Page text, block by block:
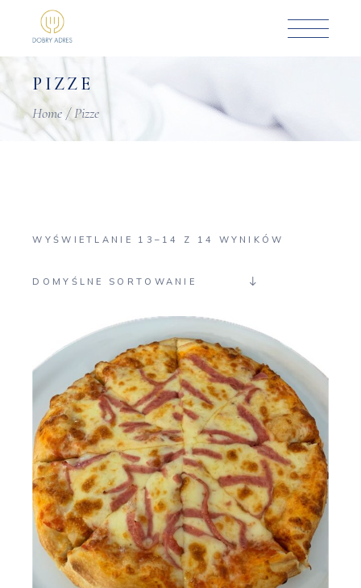
content
PIZZE
Home Pizze
WYŚWIETLANIE 13–14 Z 14 WYNIKÓW
DOMYŚLNE SORTOWANIE